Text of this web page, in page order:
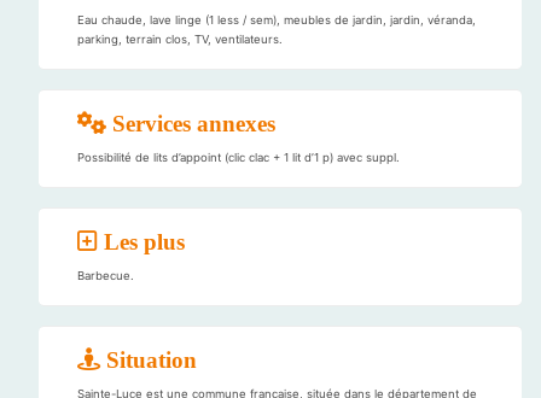
Eau chaude, lave linge (1 less / sem), meubles de jardin, jardin, véranda,
parking, terrain clos, TV, ventilateurs.
Services annexes
Possibilité de lits d’appoint (clic clac + 1 lit d’1 p) avec suppl.
Les plus
Barbecue.
Situation
Sainte-Luce est une commune française, située dans le département de